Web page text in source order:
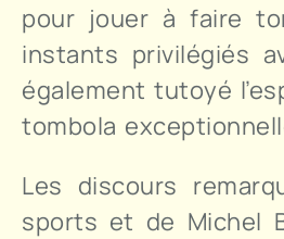
pour jouer à faire
instants privilégiés
également tutoyé
tombola
Les discours
sports et de Michel